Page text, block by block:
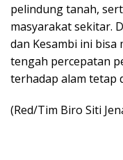
pelindung tanah,
masyarakat sekitar.
dan Kesambi ini bisa
tengah percepatan
terhadap alam tetap
(Red/Tim Biro Siti